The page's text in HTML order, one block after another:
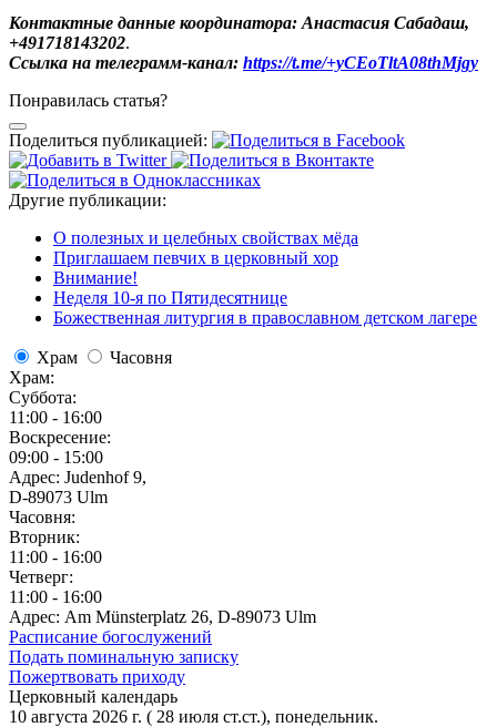
Контактные данные координатора: Анастасия Сабадаш,
+491718143202.
Ссылка на телеграмм-канал: https://t.me/+yCEoTltA08thMjgy
Понравилась статья?
Поделиться публикацией:
Другие публикации:
О полезных и целебных свойствах мёда
Приглашаем певчих в церковный хор
Внимание!
Неделя 10-я по Пятидесятнице
Божественная литургия в православном детском лагере
Храм
Часовня
Храм:
Суббота:
11:00 - 16:00
Воскресение:
09:00 - 15:00
Адрес: Judenhof 9,
D-89073 Ulm
Часовня:
Вторник:
11:00 - 16:00
Четверг:
11:00 - 16:00
Адрес: Am Münsterplatz 26, D-89073 Ulm
Расписание богослужений
Подать поминальную записку
Пожертвовать приходу
Церковный календарь
10 августа 2026 г. ( 28 июля ст.ст.), понедельник.